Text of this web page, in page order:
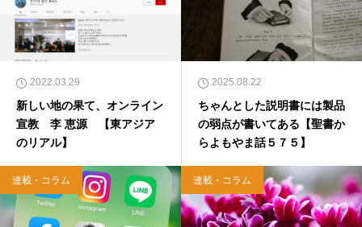
2022.03.29
新しい地の果て、オンライン
宣教 李 恵源 【東アジア
のリアル】
2025.08.22
ちゃんとした説明書には製品
の弱点が書いてある【聖書か
らよもやま話５７５】
連載・コラム 連載・コラム